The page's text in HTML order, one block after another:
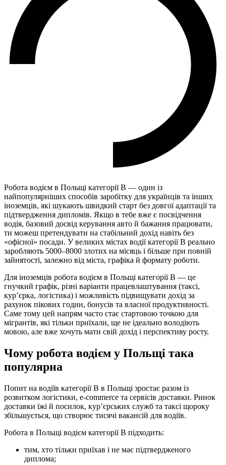
Робота водієм в Польщі категорії B — один із
найпопулярніших способів заробітку для українців та інших
іноземців, які шукають швидкий старт без довгої адаптації та
підтвердження дипломів. Якщо в тебе вже є посвідчення
водія, базовий досвід керування авто й бажання працювати,
ти можеш претендувати на стабільний дохід навіть без
«офісної» посади. У великих містах водії категорії B реально
заробляють 5000–8000 злотих на місяць і більше при повній
зайнятості, залежно від міста, графіка й формату роботи.
Для іноземців робота водієм в Польщі категорії B — це
гнучкий графік, різні варіанти працевлаштування (таксі,
кур’єрка, логістика) і можливість підвищувати дохід за
рахунок пікових годин, бонусів та власної продуктивності.
Саме тому цей напрям часто стає стартовою точкою для
мігрантів, які тільки приїхали, ще не ідеально володіють
мовою, але вже хочуть мати свій дохід і перспективу росту.
Чому робота водієм у Польщі така
популярна
Попит на водіїв категорії B в Польщі зростає разом із
розвитком логістики, e-commerce та сервісів доставки. Ринок
доставки їжі й посилок, кур’єрських служб та таксі щороку
збільшується, що створює тисячі вакансій для водіїв.
Робота в Польщі водієм категорії B підходить:
тим, хто тільки приїхав і не має підтвердженого
диплома;